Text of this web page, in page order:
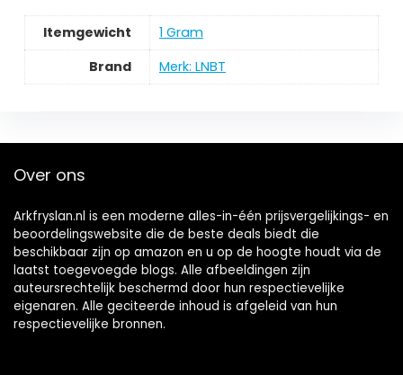
Itemgewicht
‎1 Gram
Brand
Merk: LNBT
Over ons
Arkfryslan.nl is een moderne alles-in-één prijsvergelijkings- en
beoordelingswebsite die de beste deals biedt die
beschikbaar zijn op amazon en u op de hoogte houdt via de
laatst toegevoegde blogs. Alle afbeeldingen zijn
auteursrechtelijk beschermd door hun respectievelijke
eigenaren. Alle geciteerde inhoud is afgeleid van hun
respectievelijke bronnen.